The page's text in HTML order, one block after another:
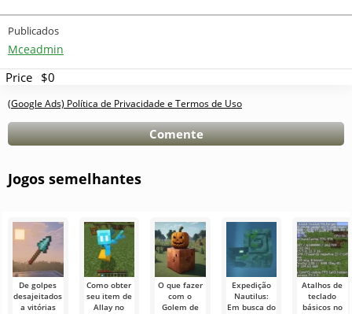
Publicados
Mceadmin
Price $0
(Google Ads) Política de Privacidade e Termos de Uso
Comente
Jogos semelhantes
De golpes
desajeitados
a vitórias
Como obter
seu item de
Allay no
O que fazer
com o
Golem de
Expedição
Nautilus:
Em busca do
Atalhos de
teclado
básicos no